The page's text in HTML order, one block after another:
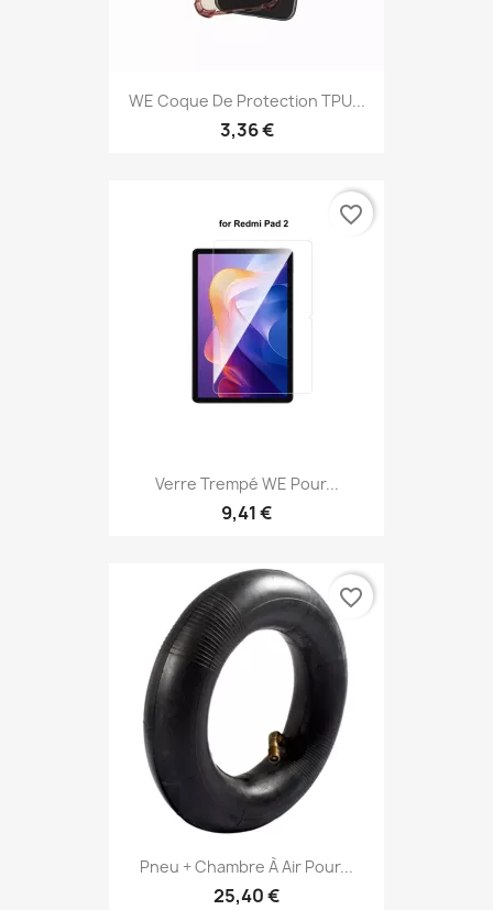
WE Coque De Protection TPU...
3,36 €
Verre Trempé WE Pour...
9,41 €
favorite_border
Pneu + Chambre À Air Pour...
25,40 €
favorite_border